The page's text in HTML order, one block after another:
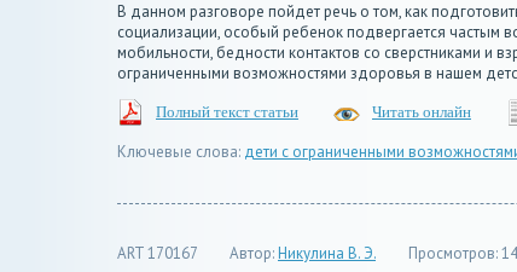
В данном разговоре пойдет речь о том, как
социализации, особый ребенок подвергается частым
мобильности, бедности контактов со сверстниками и
ограниченными возможностями здоровья в нашем
Полный текст статьи Читать онлайн
Ключевые слова: дети с ограниченными
ART 170167 Автор:Никулина В. Э. Просмотров: